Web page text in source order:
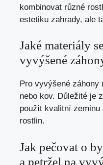
kombinovat různé
estetiku zahrady, ale
Jaké materiály
vyvýšené
Pro vyvýšené
nebo kov. Důležité je
použít kvalitní
rostlin.
Jak pečovat o
a petržel na